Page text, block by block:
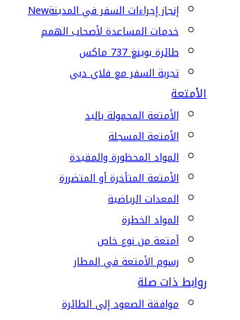
إنجاز إجراءات السفر في المدينةNew
خدمات المساعدة لأصحاب الهمم
طائرة بوينغ 737 ماكس
تجربة السفر مع فلاي دبي
الأمتعة
الأمتعة المحمولة باليد
الأمتعة المسجلة
المواد المحظورة والمقيدة
الأمتعة المتأخرة أو المتضررة
المعدات الرياضية
المواد الخطرة
أمتعة من نوع خاص
رسوم الأمتعة في المطار
روابط ذات صلة
موافقة الصعود إلى الطائرة